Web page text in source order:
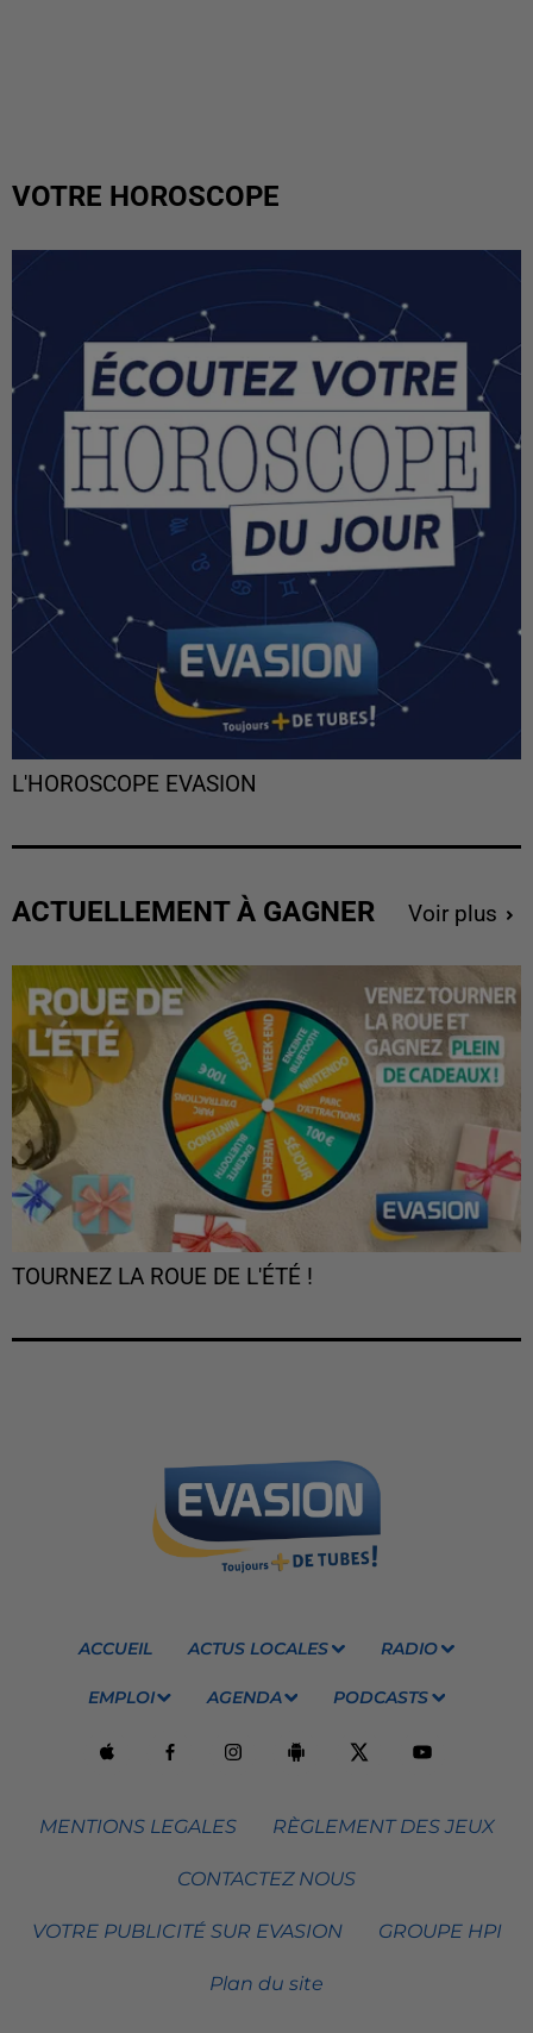
VOTRE HOROSCOPE
L'HOROSCOPE EVASION
ACTUELLEMENT À GAGNER Voir plus
TOURNEZ LA ROUE DE L'ÉTÉ !
ACCUEIL ACTUS LOCALES RADIO
EMPLOI AGENDA PODCASTS
MENTIONS LEGALES RÈGLEMENT DES JEUX
CONTACTEZ NOUS
VOTRE PUBLICITÉ SUR EVASION GROUPE HPI
Plan du site